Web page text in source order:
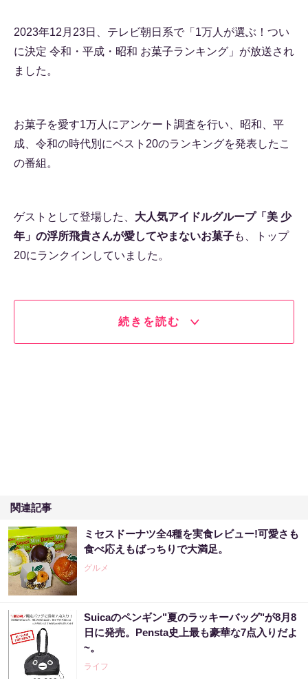
2023年12月23日、テレビ朝日系で「1万人が選ぶ！つい
に決定 令和・平成・昭和 お菓子ランキング」が放送され
ました。
お菓子を愛す1万人にアンケート調査を行い、昭和、平
成、令和の時代別にベスト20のランキングを発表したこ
の番組。
ゲストとして登場した、 大人気アイドルグループ「美 少
年」の浮所飛貴さんが愛してやまないお菓子も、トップ
20にランクインしていました。
続きを読む
関連記事
ミセスドーナツ全4種を実食レビュー!可愛さも
食べ応えもばっちりで大満足。
グルメ
Suicaのペンギン"夏のラッキーバッグ"が8月8
日に発売。Pensta史上最も豪華な7点入りだよ
~。
ライフ